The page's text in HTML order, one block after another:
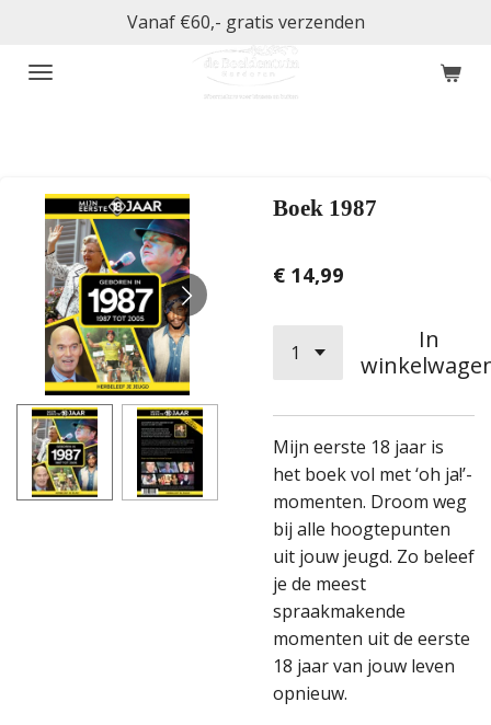
naar
Vanaf €60,- gratis verzenden
Boek 1987
€ 14,99
In
Mijn eerste 18 jaar is
het boek vol met ‘oh ja!’-
momenten. Droom weg
bij alle hoogtepunten
uit jouw jeugd. Zo beleef
je de meest
spraakmakende
momenten uit de eerste
18 jaar van jouw leven
opnieuw.